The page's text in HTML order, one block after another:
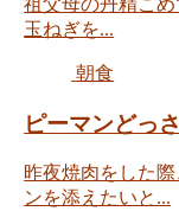
玉ねぎを...
朝食
ピーマンどっ
昨夜焼肉をした
ンを添えたいと...